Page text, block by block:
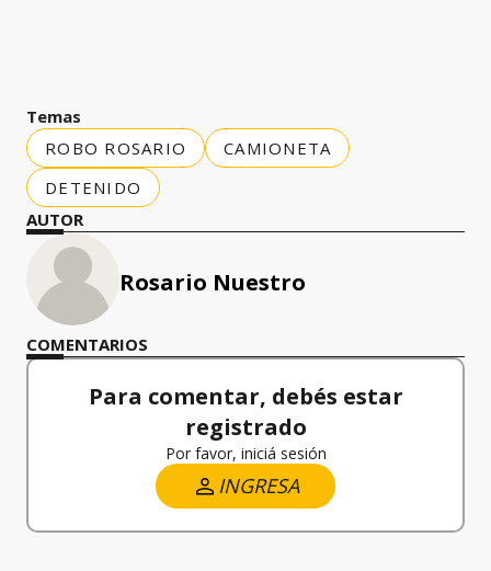
Temas
ROBO ROSARIO
CAMIONETA
DETENIDO
AUTOR
Rosario Nuestro
COMENTARIOS
Para comentar, debés estar
registrado
Por favor, iniciá sesión
INGRESA